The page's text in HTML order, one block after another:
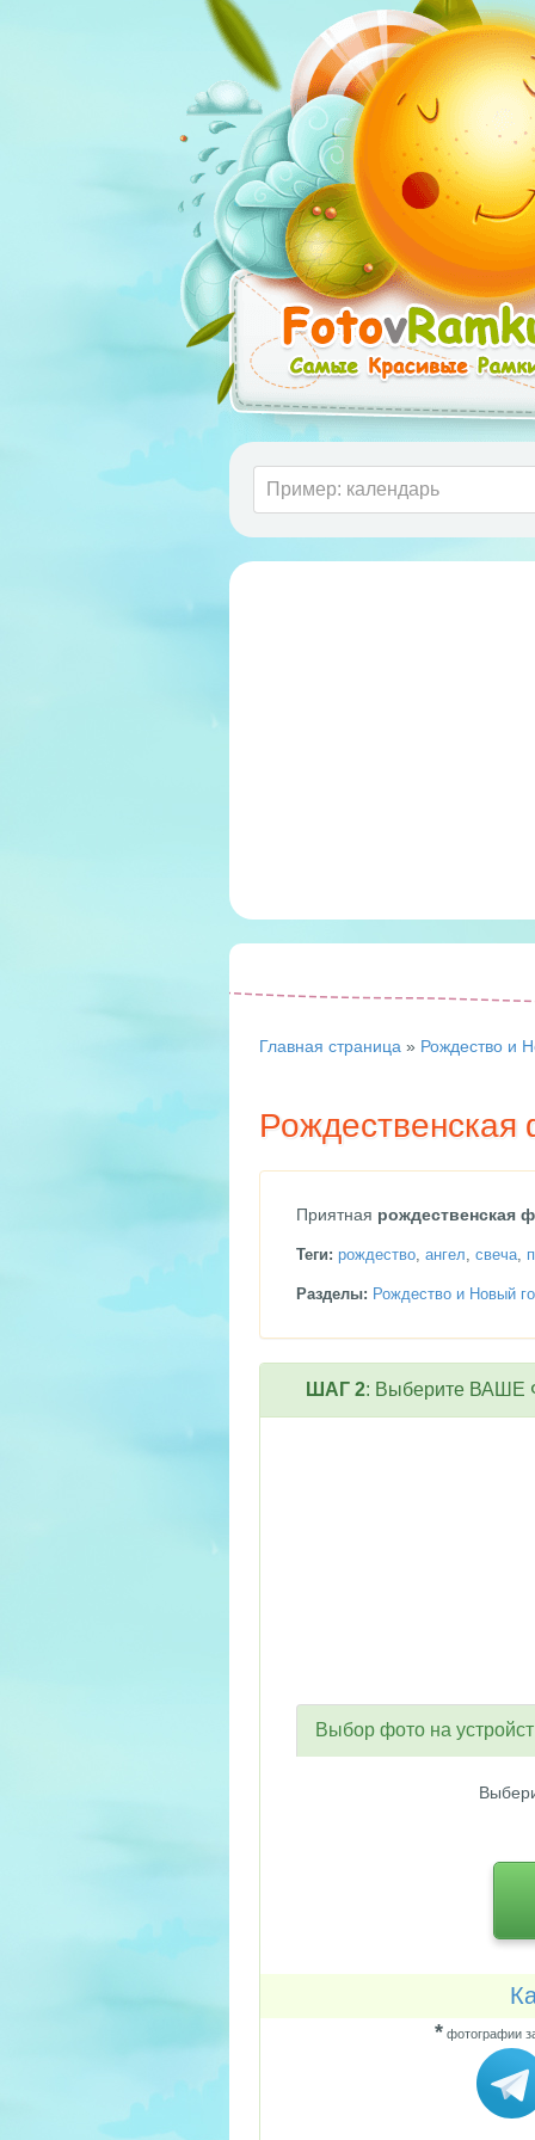
Главная страница » Рождество и
Рождественская
Приятная рождественская
Теги: рождество, ангел, свеча,
Разделы: Рождество и Новый
ШАГ 2: Выберите ВАШЕ
Выбор фото на
* фотографии